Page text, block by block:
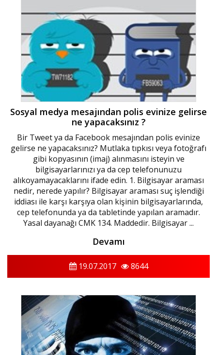
Sosyal medya mesajından polis evinize gelirse
ne yapacaksınız ?
Bir Tweet ya da Facebook mesajından polis evinize
gelirse ne yapacaksınız? Mutlaka tıpkısı veya fotoğrafı
gibi kopyasının (imaj) alınmasını isteyin ve
bilgisayarlarınızı ya da cep telefonunuzu
alıkoyamayacaklarını ifade edin. 1. Bilgisayar araması
nedir, nerede yapılır? Bilgisayar araması suç işlendiği
iddiası ile karşı karşıya olan kişinin bilgisayarlarında,
cep telefonunda ya da tabletinde yapılan aramadır.
Yasal dayanağı CMK 134. Maddedir. Bilgisayar ...
Devamı
19.07.2017 8644